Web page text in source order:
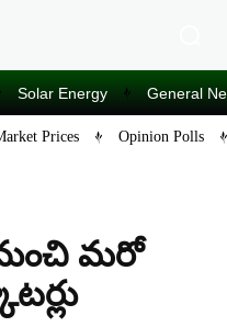
Solar Energy General
Prices Opinion Polls
మరో